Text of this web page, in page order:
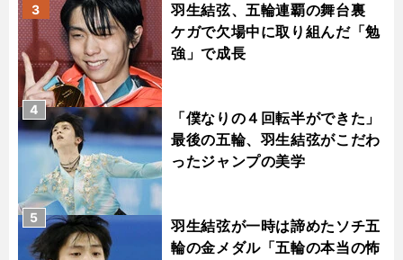
羽生結弦、五輪連覇の舞台裏
ケガで欠場中に取り組んだ「勉
強」で成長
3
「僕なりの４回転半ができた」
最後の五輪、羽生結弦がこだわ
ったジャンプの美学
4
羽生結弦が一時は諦めたソチ五
輪の金メダル「五輪の本当の怖
5